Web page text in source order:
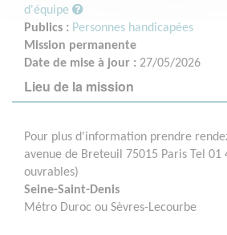
d'équipe
Publics : Personnes handicapées
Mission permanente
Date de mise à jour : 27/05/2026
Lieu de la mission
Pour plus d'information prendre
avenue de Breteuil 75015 Paris Tel 01
ouvrables)
Seine-Saint-Denis
Métro Duroc ou Sèvres-Lecourbe